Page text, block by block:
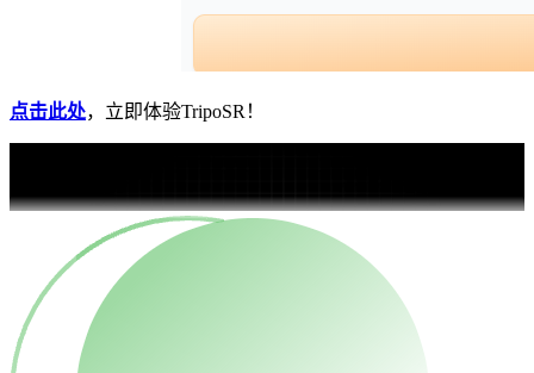
点击此处，立即体验TripoSR！